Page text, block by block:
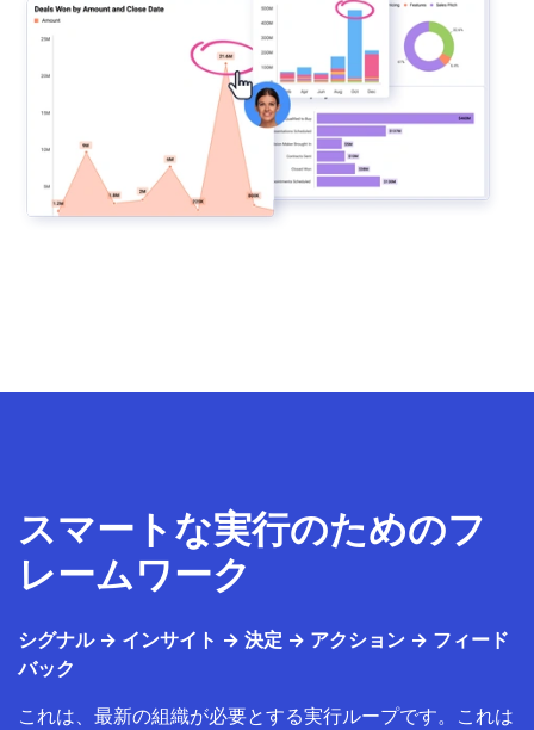
スマートな実行のためのフ
レームワーク
シグナル → インサイト → 決定 → アクション → フィード
バック
これは、最新の組織が必要とする実行ループです。これは